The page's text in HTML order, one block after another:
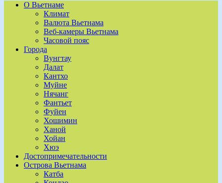
О Вьетнаме
Климат
Валюта Вьетнама
Веб-камеры Вьетнама
Часовой пояс
Города
Вунгтау
Далат
Кантхо
Муйне
Нячанг
Фантьет
Фуйен
Хошимин
Ханой
Хойан
Хюэ
Достопримечательности
Острова Вьетнама
Катба